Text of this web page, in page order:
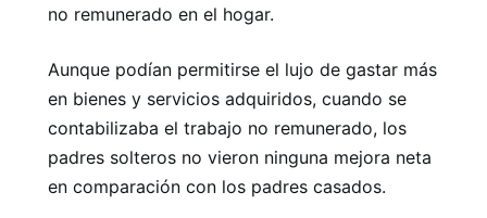
no remunerado en el hogar.
Aunque podían permitirse el lujo de gastar más
en bienes y servicios adquiridos, cuando se
contabilizaba el trabajo no remunerado, los
padres solteros no vieron ninguna mejora neta
en comparación con los padres casados.